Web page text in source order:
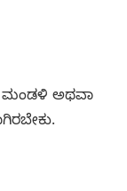
ಮಂಡಳಿ ಅಥವಾ